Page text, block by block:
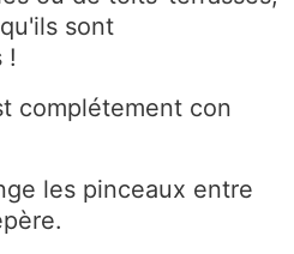
sont
!
complétement con
les pinceaux entre